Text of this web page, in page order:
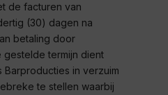
de facturen van
(30) dagen na
betaling door
gestelde termijn dient
Barproducties in verzuim
te stellen waarbij